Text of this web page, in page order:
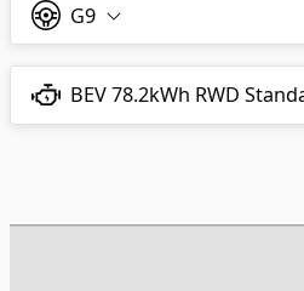
G9
BEV 78.2kWh RWD